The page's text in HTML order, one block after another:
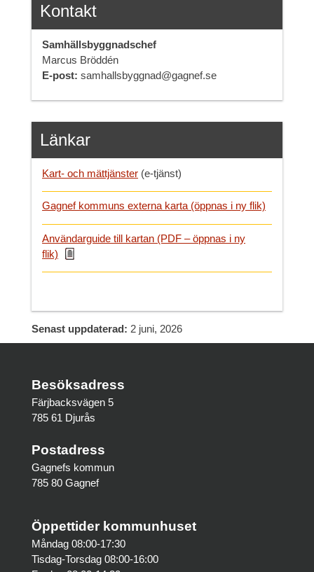
Kontakt
Samhällsbyggnadschef
Marcus Bröddén
E-post:samhallsbyggnad@gagnef.se
Länkar
Kart- och mättjänster (e-tjänst)
Gagnef kommuns externa karta (öppnas i ny flik)
Användarguide till kartan (PDF – öppnas i ny
flik)
Senast uppdaterad: 2 juni, 2026
Besöksadress
Färjbacksvägen 5
785 61 Djurås
Postadress
Gagnefs kommun
785 80 Gagnef
Öppettider kommunhuset
Måndag 08:00-17:30
Tisdag-Torsdag 08:00-16:00